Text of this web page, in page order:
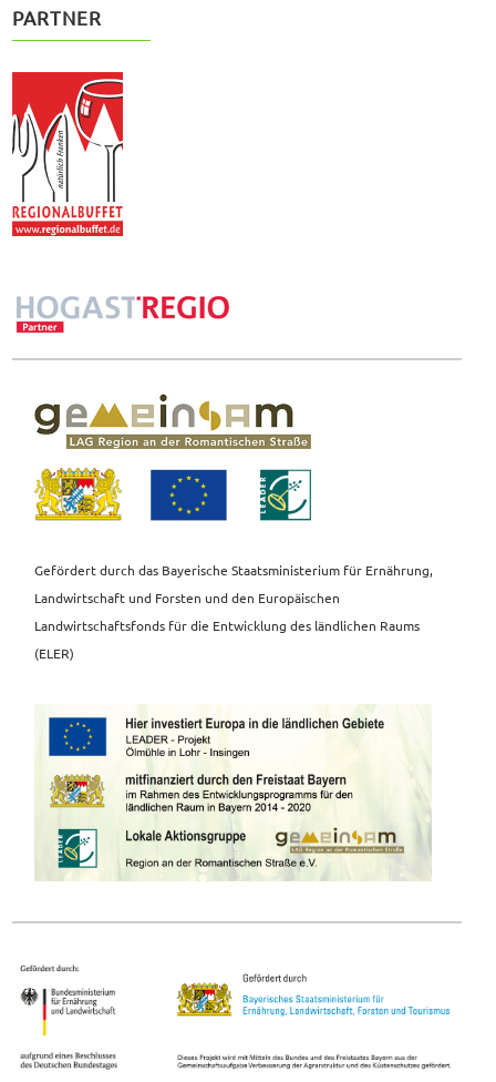
PARTNER
Gefördert durch das Bayerische Staatsministerium für Ernährung,
Landwirtschaft und Forsten und den Europäischen
Landwirtschaftsfonds für die Entwicklung des ländlichen Raums
(ELER)